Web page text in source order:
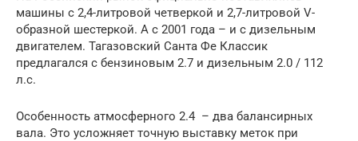
машины с 2,4-литровой четверкой и 2,7-литровой V-
образной шестеркой. А с 2001 года – и с дизельным
двигателем. Тагазовский Санта Фе Классик
предлагался с бензиновым 2.7 и дизельным 2.0 / 112
л.с.
Особенность атмосферного 2.4 – два балансирных
вала. Это усложняет точную выставку меток при